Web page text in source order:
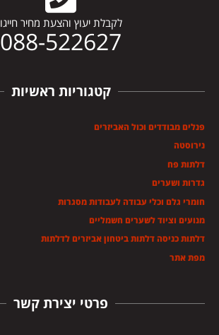
לקבלת יעוץ והצעת מחיר חייגו
088-522627
פרטי יצירת קשר
קטגוריות ראשיות
פנלים מבודדים וכול האביזרים
נירוסטה
דלתות פח
גדרות ושערים
חומרי גלם וכלי עבודה לעבודות מסגרות
מנועים וציוד לשערים חשמליים
דלתות כניסה דלתות ביטחון אביזרים לדלתות
מפת אתר